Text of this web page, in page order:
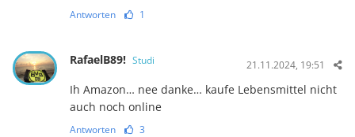
Antworten 1
RafaelB89! Studi 21.11.2024, 19:51
Ih Amazon… nee danke… kaufe Lebensmittel nicht
auch noch online
Antworten 3